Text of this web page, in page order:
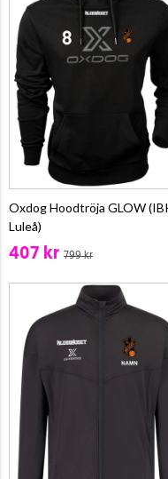
Oxdog Hoodtröja GLOW
Luleå)
407 kr 799 kr